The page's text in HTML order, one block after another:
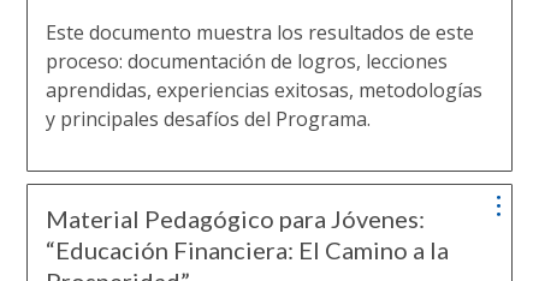
Este documento muestra los resultados de este
proceso: documentación de logros, lecciones
aprendidas, experiencias exitosas, metodologías
y principales desafíos del Programa.
Material Pedagógico para Jóvenes:
“Educación Financiera: El Camino a la